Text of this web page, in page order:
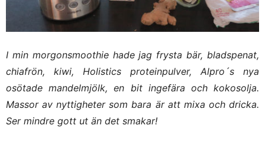
I min morgonsmoothie hade jag frysta bär, bladspenat,
chiafrön, kiwi, Holistics proteinpulver, Alpro´s nya
osötade mandelmjölk, en bit ingefära och kokosolja.
Massor av nyttigheter som bara är att mixa och dricka.
Ser mindre gott ut än det smakar!